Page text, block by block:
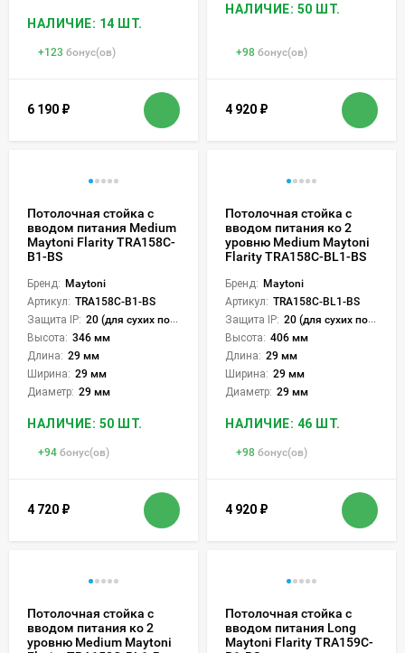
НАЛИЧИЕ: 14 ШТ.
+123 бонус(ов)
6 190 ₽
НАЛИЧИЕ: 50 ШТ.
+98 бонус(ов)
4 920 ₽
Потолочная стойка с
вводом питания Medium
Maytoni Flarity TRA158C-
B1-BS
Бренд: Maytoni
Артикул: TRA158C-B1-BS
Защита IP: 20 (для сухих пом.)
Высота: 346 мм
Длина: 29 мм
Ширина: 29 мм
Диаметр: 29 мм
НАЛИЧИЕ: 50 ШТ.
+94 бонус(ов)
4 720 ₽
Потолочная стойка с
вводом питания ко 2
уровню Medium Maytoni
Flarity TRA158C-BL1-BS
Бренд: Maytoni
Артикул: TRA158C-BL1-BS
Защита IP: 20 (для сухих пом.)
Высота: 406 мм
Длина: 29 мм
Ширина: 29 мм
Диаметр: 29 мм
НАЛИЧИЕ: 46 ШТ.
+98 бонус(ов)
4 920 ₽
Потолочная стойка с
вводом питания ко 2
уровню Medium Maytoni
Потолочная стойка с
вводом питания Long
Maytoni Flarity TRA159C-